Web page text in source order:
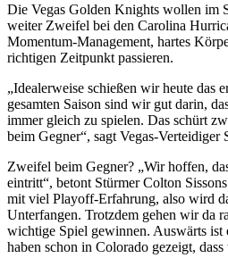
Die Vegas Golden Knights wollen im
weiter Zweifel bei den Carolina
Momentum-Management, hartes
richtigen Zeitpunkt passieren.
„Idealerweise schießen wir heute das
gesamten Saison sind wir gut darin,
immer gleich zu spielen. Das schürt
beim Gegner“, sagt Vegas-Verteidiger
Zweifel beim Gegner? „Wir hoffen,
eintritt“, betont Stürmer Colton
mit viel Playoff-Erfahrung, also wird
Unterfangen. Trotzdem gehen wir da
wichtige Spiel gewinnen. Auswärts ist
haben schon in Colorado gezeigt,